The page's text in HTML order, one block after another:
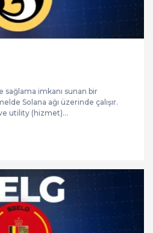
sağlama imkanı sunan bir
Solana ağı üzerinde çalışır.
utility (hizmet)...